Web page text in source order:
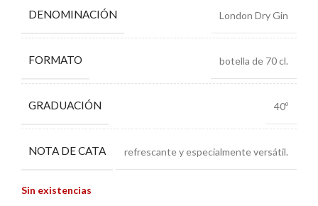
DENOMINACIÓN London Dry Gin
FORMATO botella de 70 cl.
GRADUACIÓN 40º
NOTA DE CATA refrescante y especialmente versátil.
Sin existencias